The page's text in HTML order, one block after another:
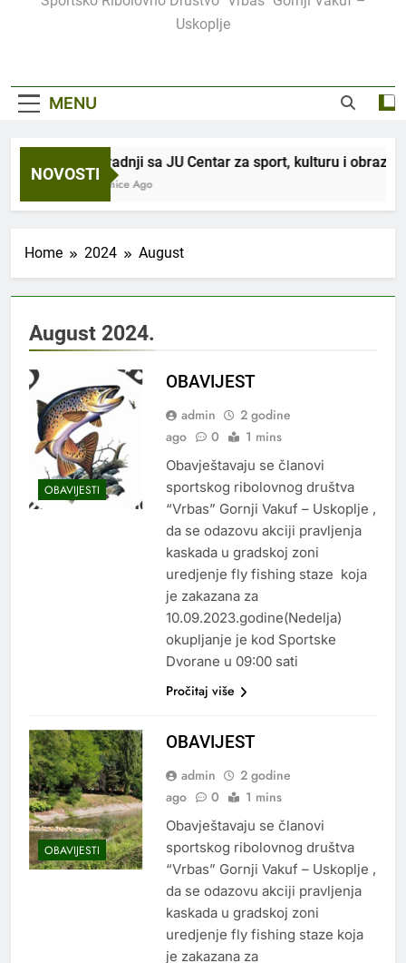
Uskoplje
MENU
NOVOSTI
U saradnji sa JU Centar za sport, kulturu i
3 Sedmice Ago
Home 2024 August
August 2024.
OBAVIJESTI
OBAVIJEST
admin
2 godine
ago
0 1 mins
Obavještavaju se članovi
sportskog ribolovnog društva
“Vrbas” Gornji Vakuf – Uskoplje ,
da se odazovu akciji pravljenja
kaskada u gradskoj zoni
uredjenje fly fishing staze koja
je zakazana za
10.09.2023.godine(Nedelja)
okupljanje je kod Sportske
Dvorane u 09:00 sati
Pročitaj više
OBAVIJESTI
OBAVIJEST
admin
2 godine
ago
0 1 mins
Obavještavaju se članovi
sportskog ribolovnog društva
“Vrbas” Gornji Vakuf – Uskoplje ,
da se odazovu akciji pravljenja
kaskada u gradskoj zoni
uredjenje fly fishing staze koja
je zakazana za